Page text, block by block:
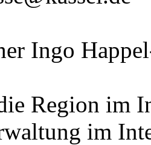
Ingo
Region im
im